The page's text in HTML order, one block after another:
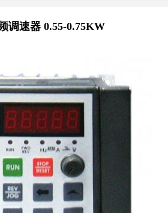
调速器 0.55-0.75KW